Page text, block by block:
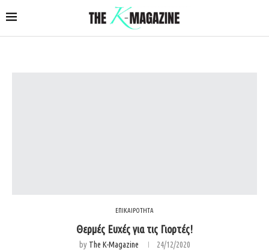
ΕΠΙΚΑΙΡΟΤΗΤΑ
Θερμές Ευχές για τις Γιορτές!
by The K-Magazine 24/12/2020